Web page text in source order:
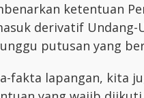
ketentuan
derivatif Undang-
putusan yang
fakta lapangan, kita